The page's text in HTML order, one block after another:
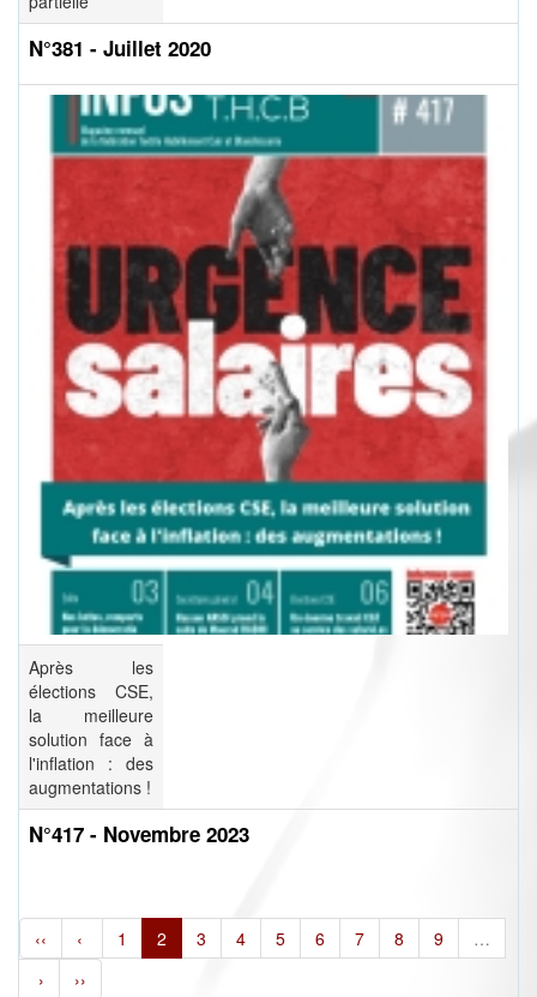
N°381 - Juillet 2020
Après les
élections CSE,
la meilleure
solution face à
l'inflation : des
augmentations !
N°417 - Novembre 2023
‹‹ ‹ 1 2 3 4 5 6 7 8 9
…
›
››